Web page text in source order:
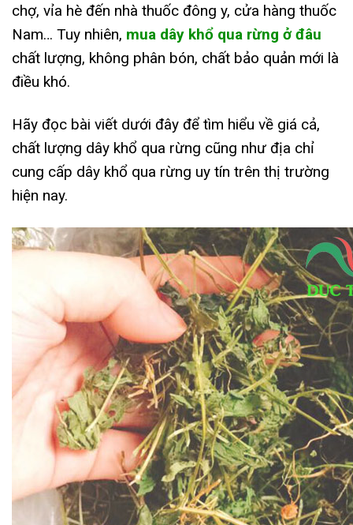
chợ, vỉa hè đến nhà thuốc đông y, cửa hàng thuốc
Nam… Tuy nhiên, mua dây khổ qua rừng ở đâu
chất lượng, không phân bón, chất bảo quản mới là
điều khó.
Hãy đọc bài viết dưới đây để tìm hiểu về giá cả,
chất lượng dây khổ qua rừng cũng như địa chỉ
cung cấp dây khổ qua rừng uy tín trên thị trường
hiện nay.